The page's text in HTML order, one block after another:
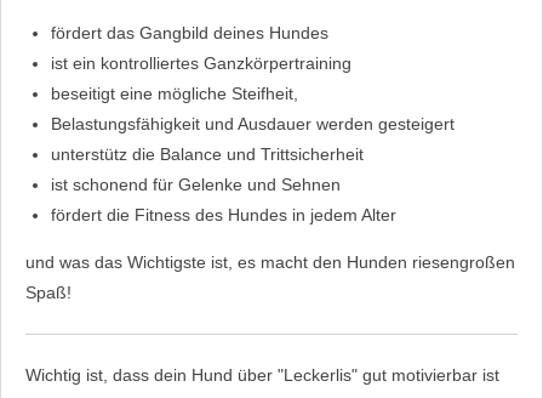
fördert das Gangbild deines Hundes
ist ein kontrolliertes Ganzkörpertraining
beseitigt eine mögliche Steifheit,
Belastungsfähigkeit und Ausdauer werden gesteigert
unterstütz die Balance und Trittsicherheit
ist schonend für Gelenke und Sehnen
fördert die Fitness des Hundes in jedem Alter
und was das Wichtigste ist, es macht den Hunden riesengroßen
Spaß!
Wichtig ist, dass dein Hund über "Leckerlis" gut motivierbar ist